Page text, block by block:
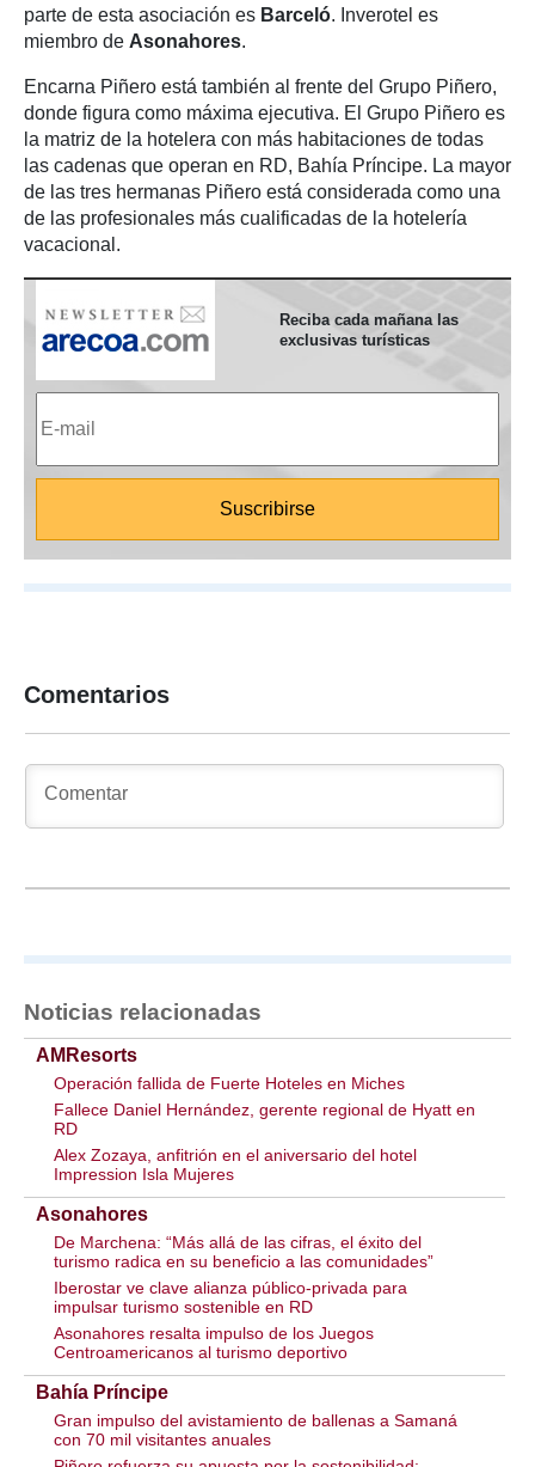
parte de esta asociación es Barceló. Inverotel es
miembro de Asonahores.
Encarna Piñero está también al frente del Grupo Piñero,
donde figura como máxima ejecutiva. El Grupo Piñero es
la matriz de la hotelera con más habitaciones de todas
las cadenas que operan en RD, Bahía Príncipe. La mayor
de las tres hermanas Piñero está considerada como una
de las profesionales más cualificadas de la hotelería
vacacional.
Reciba cada mañana las
exclusivas turísticas
Comentarios
Noticias relacionadas
AMResorts
Operación fallida de Fuerte Hoteles en Miches
Fallece Daniel Hernández, gerente regional de Hyatt en
RD
Alex Zozaya, anfitrión en el aniversario del hotel
Impression Isla Mujeres
Asonahores
De Marchena: “Más allá de las cifras, el éxito del
turismo radica en su beneficio a las comunidades”
Iberostar ve clave alianza público-privada para
impulsar turismo sostenible en RD
Asonahores resalta impulso de los Juegos
Centroamericanos al turismo deportivo
Bahía Príncipe
Gran impulso del avistamiento de ballenas a Samaná
con 70 mil visitantes anuales